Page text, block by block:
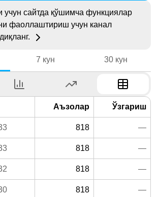
учун сайтда қўшимча функциялар
фаоллаштириш учун канал
7 кун 30 кун
Аъзолар Ўзгариш
818 —
818 —
818 —
818 —